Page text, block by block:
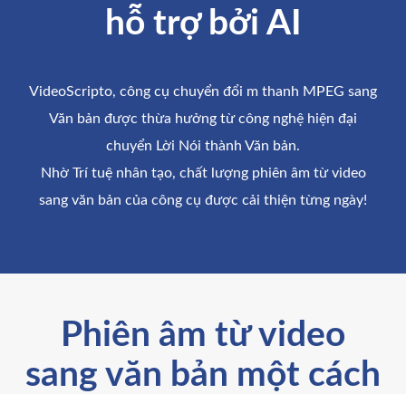
hỗ trợ bởi AI
VideoScripto, công cụ chuyển đổi m thanh MPEG sang
Văn bản được thừa hưởng từ công nghệ hiện đại
chuyển Lời Nói thành Văn bản.
Nhờ Trí tuệ nhân tạo, chất lượng phiên âm từ video
sang văn bản của công cụ được cải thiện từng ngày!
Phiên âm từ video
sang văn bản một cách